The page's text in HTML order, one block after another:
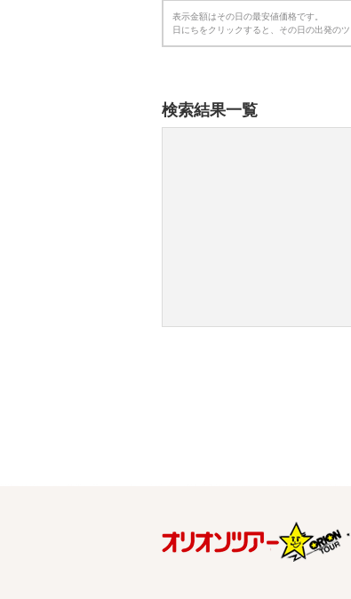
表示金額はその日の最安値価格です。
日にちをクリックすると、その日の出発のツ
検索結果一覧